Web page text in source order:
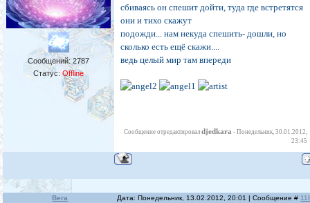
Сообщений:2787
Статус:Offline
сбиваясь он спешит дойти, туда где встретятся
они и тихо скажут
подожди... нам некуда спешить- дошли, но
сколько есть ещё скажи....
ведь целый мир там впереди
Сообщение отредактировалdjedkara -Понедельник, 30.01.2012,
23:45
Вега Дата: Понедельник, 13.02.2012, 20:01 | Сообщение #